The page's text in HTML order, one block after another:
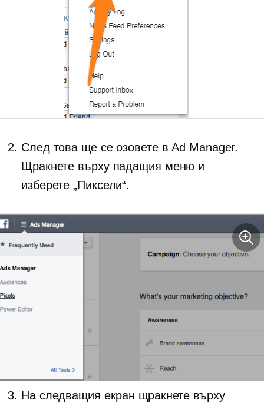
След това ще се озовете в Ad Manager.
Щракнете върху падащия меню и
изберете „Пиксели“.
На следващия екран щракнете върху